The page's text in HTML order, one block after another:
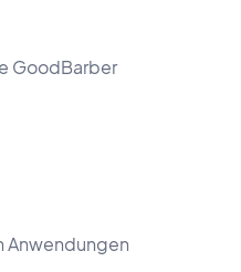
GoodBarber
Anwendungen